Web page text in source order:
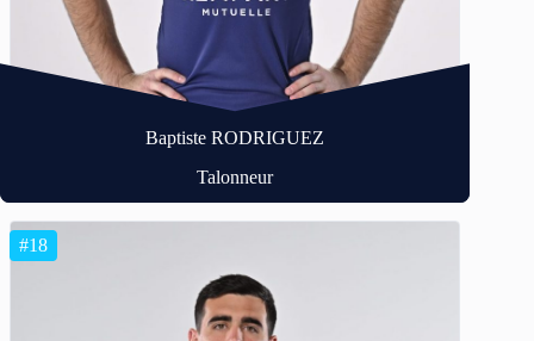
Baptiste RODRIGUEZ
Talonneur
#18